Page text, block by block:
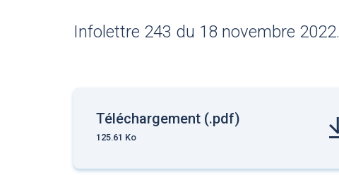
Infolettre 243 du 18 novembre 2022.
Téléchargement (.pdf)
125.61 Ko